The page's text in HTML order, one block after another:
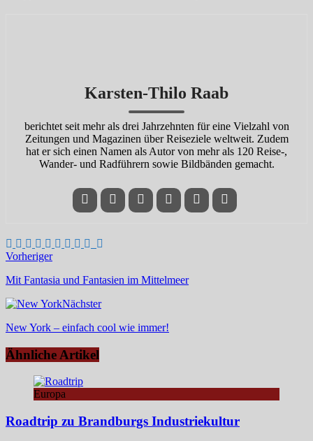
Karsten-Thilo Raab
berichtet seit mehr als drei Jahrzehnten für eine Vielzahl von
Zeitungen und Magazinen über Reiseziele weltweit. Zudem
hat er sich einen Namen als Autor von mehr als 120 Reise-,
Wander- und Radführern sowie Bildbänden gemacht.
Vorheriger
Mit Fantasia und Fantasien im Mittelmeer
Nächster
New York – einfach cool wie immer!
Ähnliche Artikel
Europa
Roadtrip zu Brandburgs Industriekultur